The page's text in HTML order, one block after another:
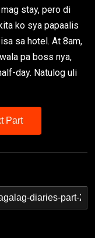
stay, pero di
ko sya papaalis
sa hotel. At 8am,
pa boss nya,
day. Natulog uli
Part